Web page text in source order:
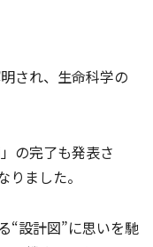
され、生命科学の
の完了も発表さ
ました。
“設計図”に思いを馳